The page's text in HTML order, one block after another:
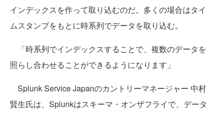
インデックスを作って取り込むのだ。多くの場合はタイ
ムスタンプをもとに時系列でデータを取り込む。
「時系列でインデックスすることで、複数のデータを
照らし合わせることができるようになります」
Splunk Service Japanのカントリーマネージャー 中村
賢生氏は、Splunkはスキーマ・オンザフライで、データ